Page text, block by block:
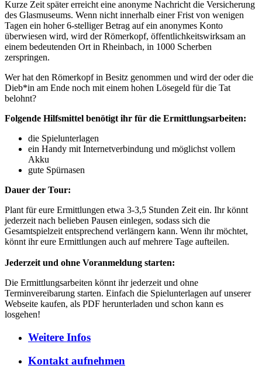
Kurze Zeit später erreicht eine anonyme Nachricht die Versicherung
des Glasmuseums. Wenn nicht innerhalb einer Frist von wenigen
Tagen ein hoher 6-stelliger Betrag auf ein anonymes Konto
überwiesen wird, wird der Römerkopf, öffentlichkeitswirksam an
einem bedeutenden Ort in Rheinbach, in 1000 Scherben
zerspringen.
Wer hat den Römerkopf in Besitz genommen und wird der oder die
Dieb*in am Ende noch mit einem hohen Lösegeld für die Tat
belohnt?
Folgende Hilfsmittel benötigt ihr für die Ermittlungsarbeiten:
die Spielunterlagen
ein Handy mit Internetverbindung und möglichst vollem
Akku
gute Spürnasen
Dauer der Tour:
Plant für eure Ermittlungen etwa 3-3,5 Stunden Zeit ein. Ihr könnt
jederzeit nach belieben Pausen einlegen, sodass sich die
Gesamtspielzeit entsprechend verlängern kann. Wenn ihr möchtet,
könnt ihr eure Ermittlungen auch auf mehrere Tage aufteilen.
Jederzeit und ohne Voranmeldung starten:
Die Ermittlungsarbeiten könnt ihr jederzeit und ohne
Terminvereibarung starten. Einfach die Spielunterlagen auf unserer
Webseite kaufen, als PDF herunterladen und schon kann es
losgehen!
Weitere Infos
Kontaktaufnehmen